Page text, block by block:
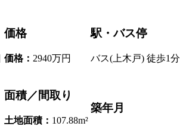
価格
価格： 2940万円
駅・バス停
バス(上木戸) 徒歩1分
面積／間取り
土地面積： 107.88m²
築年月